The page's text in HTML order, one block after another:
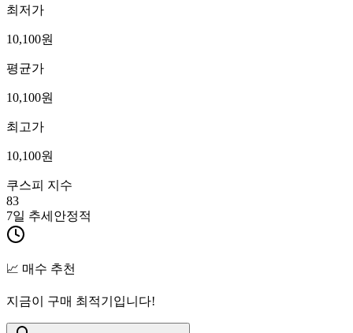
최저가
10,100원
평균가
10,100원
최고가
10,100원
쿠스피 지수
83
7일 추세 안정적
📈 매수 추천
지금이 구매 최적기입니다!